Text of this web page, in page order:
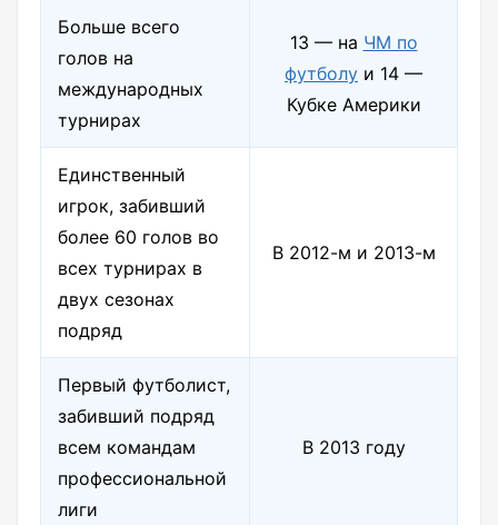
Больше всего
голов на
международных
турнирах
13 — на ЧМ по
футболу и 14 —
Кубке Америки
Единственный
игрок, забивший
более 60 голов во
всех турнирах в
двух сезонах
подряд
В 2012-м и 2013-м
Первый футболист,
забивший подряд
всем командам
профессиональной
лиги
В 2013 году